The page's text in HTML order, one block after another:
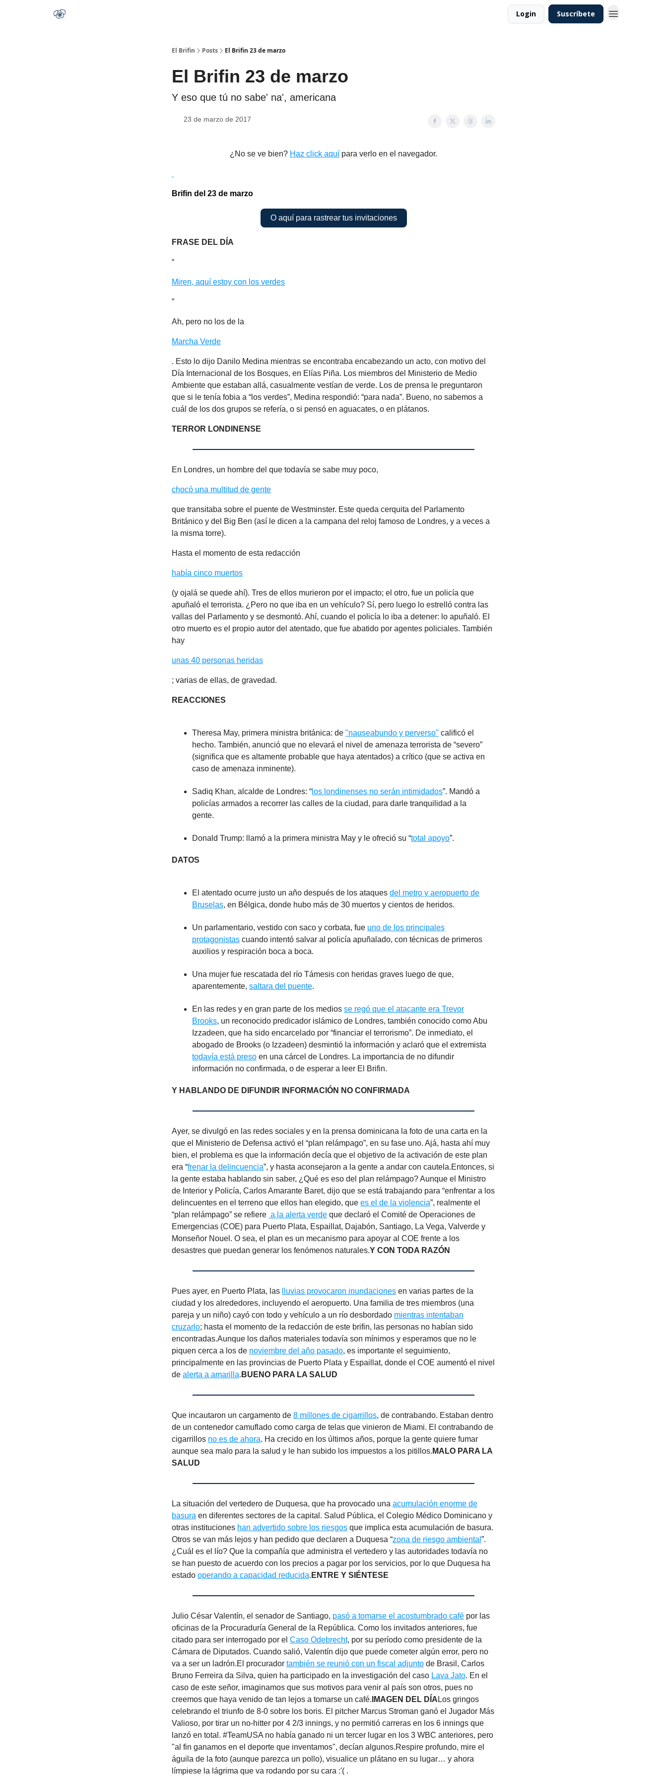
Login Suscríbete
El Brifin Posts El Brifin 23 de marzo
El Brifin 23 de marzo
Y eso que tú no sabe' na', americana
23 de marzo de 2017
¿No se ve bien? Haz click aquí para verlo en el navegador.
Brifin del 23 de marzo
O aquí para rastrear tus invitaciones
FRASE DEL DÍA
“
Miren, aquí estoy con los verdes
”
Ah, pero no los de la
Marcha Verde
. Esto lo dijo Danilo Medina mientras se encontraba encabezando un acto, con motivo del
Día Internacional de los Bosques, en Elías Piña. Los miembros del Ministerio de Medio
Ambiente que estaban allá, casualmente vestían de verde. Los de prensa le preguntaron
que si le tenía fobia a “los verdes”, Medina respondió: “para nada”. Bueno, no sabemos a
cuál de los dos grupos se refería, o si pensó en aguacates, o en plátanos.
TERROR LONDINENSE
En Londres, un hombre del que todavía se sabe muy poco,
chocó una multitud de gente
que transitaba sobre el puente de Westminster. Este queda cerquita del Parlamento
Británico y del Big Ben (así le dicen a la campana del reloj famoso de Londres, y a veces a
la misma torre).
Hasta el momento de esta redacción
había cinco muertos
(y ojalá se quede ahí). Tres de ellos murieron por el impacto; el otro, fue un policía que
apuñaló el terrorista. ¿Pero no que iba en un vehículo? Sí, pero luego lo estrelló contra las
vallas del Parlamento y se desmontó. Ahí, cuando el policía lo iba a detener: lo apuñaló. El
otro muerto es el propio autor del atentado, que fue abatido por agentes policiales. También
hay
unas 40 personas heridas
; varias de ellas, de gravedad.
REACCIONES
Theresa May, primera ministra británica: de "nauseabundo y perverso" calificó el
hecho. También, anunció que no elevará el nivel de amenaza terrorista de “severo”
(significa que es altamente probable que haya atentados) a crítico (que se activa en
caso de amenaza inminente).
Sadiq Khan, alcalde de Londres: “ los londinenses no serán intimidados”. Mandó a
policías armados a recorrer las calles de la ciudad, para darle tranquilidad a la
gente.
Donald Trump: llamó a la primera ministra May y le ofreció su “total apoyo”.
DATOS
El atentado ocurre justo un año después de los ataques del metro y aeropuerto de
Bruselas, en Bélgica, donde hubo más de 30 muertos y cientos de heridos.
Un parlamentario, vestido con saco y corbata, fue uno de los principales
protagonistas cuando intentó salvar al policía apuñalado, con técnicas de primeros
auxilios y respiración boca a boca.
Una mujer fue rescatada del río Támesis con heridas graves luego de que,
aparentemente, saltara del puente.
En las redes y en gran parte de los medios se regó que el atacante era Trevor
Brooks, un reconocido predicador islámico de Londres, también conocido como Abu
Izzadeen, que ha sido encarcelado por “financiar el terrorismo”. De inmediato, el
abogado de Brooks (o Izzadeen) desmintió la información y aclaró que el extremista
todavía está preso en una cárcel de Londres. La importancia de no difundir
información no confirmada, o de esperar a leer El Brifin.
Y HABLANDO DE DIFUNDIR INFORMACIÓN NO CONFIRMADA
Ayer, se divulgó en las redes sociales y en la prensa dominicana la foto de una carta en la
que el Ministerio de Defensa activó el “plan relámpago”, en su fase uno. Ajá, hasta ahí muy
bien, el problema es que la información decía que el objetivo de la activación de este plan
era “frenar la delincuencia”, y hasta aconsejaron a la gente a andar con cautela.Entonces, si
la gente estaba hablando sin saber, ¿Qué es eso del plan relámpago? Aunque el Ministro
de Interior y Policía, Carlos Amarante Baret, dijo que se está trabajando para “enfrentar a los
delincuentes en el terreno que ellos han elegido, que es el de la violencia”, realmente el
“plan relámpago” se refiere a la alerta verde que declaró el Comité de Operaciones de
Emergencias (COE) para Puerto Plata, Espaillat, Dajabón, Santiago, La Vega, Valverde y
Monseñor Nouel. O sea, el plan es un mecanismo para apoyar al COE frente a los
desastres que puedan generar los fenómenos naturales.Y CON TODA RAZÓN
Pues ayer, en Puerto Plata, las lluvias provocaron inundaciones en varias partes de la
ciudad y los alrededores, incluyendo el aeropuerto. Una familia de tres miembros (una
pareja y un niño) cayó con todo y vehículo a un río desbordado mientras intentaban
cruzarlo; hasta el momento de la redacción de este brifin, las personas no habían sido
encontradas.Aunque los daños materiales todavía son mínimos y esperamos que no le
piquen cerca a los de noviembre del año pasado, es importante el seguimiento,
principalmente en las provincias de Puerto Plata y Espaillat, donde el COE aumentó el nivel
de alerta a amarilla. BUENO PARA LA SALUD
Que incautaron un cargamento de 8 millones de cigarrillos, de contrabando. Estaban dentro
de un contenedor camuflado como carga de telas que vinieron de Miami. El contrabando de
cigarrillos no es de ahora. Ha crecido en los últimos años, porque la gente quiere fumar
aunque sea malo para la salud y le han subido los impuestos a los pitillos. MALO PARA LA
SALUD
La situación del vertedero de Duquesa, que ha provocado una acumulación enorme de
basura en diferentes sectores de la capital. Salud Pública, el Colegio Médico Dominicano y
otras instituciones han advertido sobre los riesgos que implica esta acumulación de basura.
Otros se van más lejos y han pedido que declaren a Duquesa “zona de riesgo ambiental ”.
¿Cuál es el lío? Que la compañía que administra el vertedero y las autoridades todavía no
se han puesto de acuerdo con los precios a pagar por los servicios, por lo que Duquesa ha
estado operando a capacidad reducida. ENTRE Y SIÉNTESE
Julio César Valentín, el senador de Santiago, pasó a tomarse el acostumbrado café por las
oficinas de la Procuraduría General de la República. Como los invitados anteriores, fue
citado para ser interrogado por el Caso Odebrecht, por su período como presidente de la
Cámara de Diputados. Cuando salió, Valentín dijo que puede cometer algún error, pero no
va a ser un ladrón.El procurador también se reunió con un fiscal adjunto de Brasil, Carlos
Bruno Ferreira da Silva, quien ha participado en la investigación del caso Lava Jato. En el
caso de este señor, imaginamos que sus motivos para venir al país son otros, pues no
creemos que haya venido de tan lejos a tomarse un café. IMAGEN DEL DÍA Los gringos
celebrando el triunfo de 8-0 sobre los boris. El pitcher Marcus Stroman ganó el Jugador Más
Valioso, por tirar un no-hitter por 4 2/3 innings, y no permitió carreras en los 6 innings que
lanzó en total. #TeamUSA no había ganado ni un tercer lugar en los 3 WBC anteriores, pero
"al fin ganamos en el deporte que inventamos", decían algunos.Respire profundo, mire el
águila de la foto (aunque parezca un pollo), visualice un plátano en su lugar… y ahora
límpiese la lágrima que va rodando por su cara :'( .